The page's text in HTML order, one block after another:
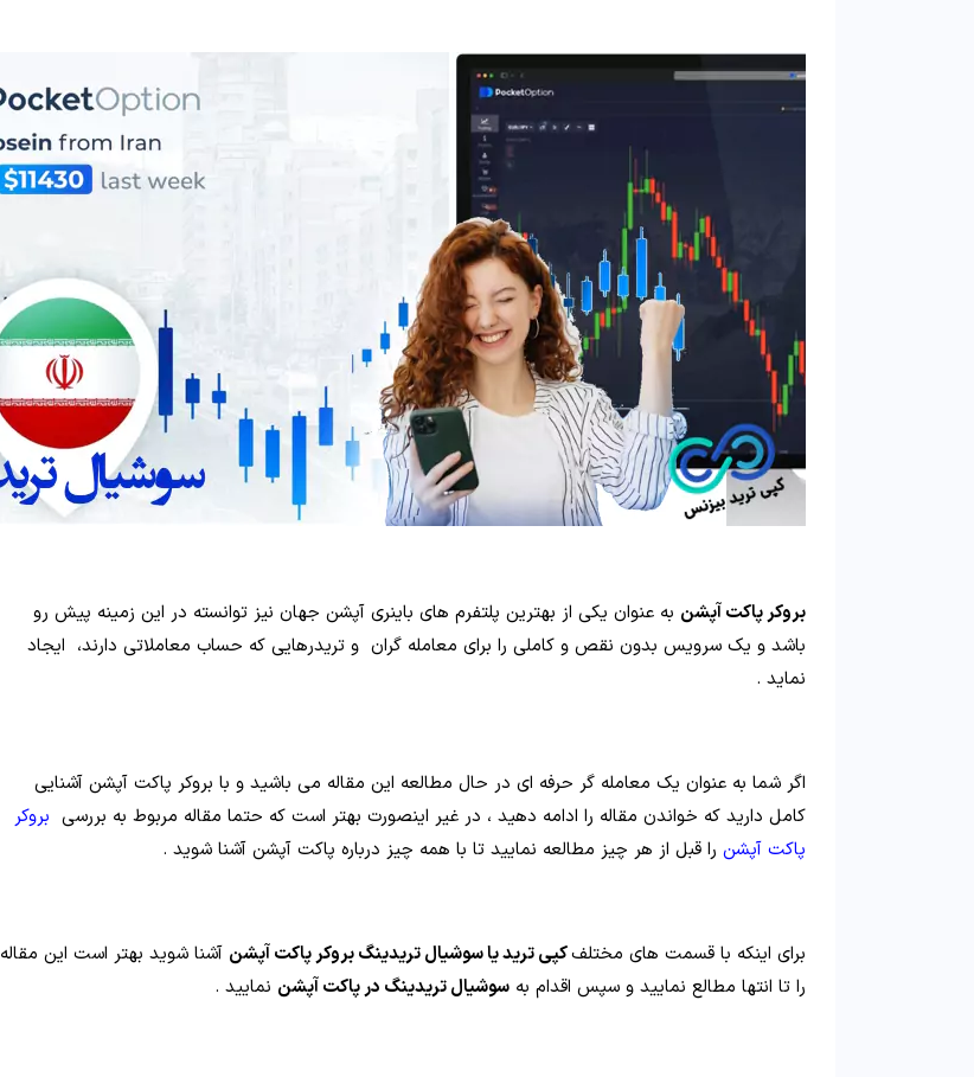
بروکر پاکت آپشن به عنوان یکی از بهترین پلتفرم های باینری آپشن جهان نیز توانسته در این زمینه پیش رو
باشد و یک سرویس بدون نقص و کاملی را برای معامله گران و تریدرهایی که حساب معاملاتی دارند، ایجاد
نماید .
اگر شما به عنوان یک معامله گر حرفه ای در حال مطالعه این مقاله می باشید و با بروکر پاکت آپشن آشنایی
کامل دارید که خواندن مقاله را ادامه دهید ، در غیر اینصورت بهتر است که حتما مقاله مربوط به بررسی بروکر
پاکت آپشن را قبل از هر چیز مطالعه نمایید تا با همه چیز درباره پاکت آپشن آشنا شوید .
برای اینکه با قسمت های مختلفکپی ترید یا سوشیال تریدینگ بروکر پاکت آپشن آشنا شوید بهتر است این مقاله
را تا انتها مطالع نمایید و سپس اقدام به سوشیال تریدینگ در پاکت آپشن نمایید .